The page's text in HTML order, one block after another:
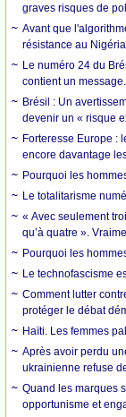
graves risques de
Avant que
résistance au Nigéria
Le numéro 24 du
contient un message.
Brésil : Un
devenir un « risque
Forteresse Europe :
encore davantage
Pourquoi les
Le totalitarisme
« Avec seulement
qu’à quatre ».
Pourquoi les
Le technofascisme
Comment lutter
protéger le débat
Haïti. Les femmes
Après avoir perdu
ukrainienne refuse
Quand les marques
opportunisme et